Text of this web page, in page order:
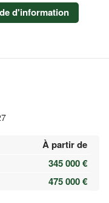
d'information
À partir de
345 000 €
475 000 €